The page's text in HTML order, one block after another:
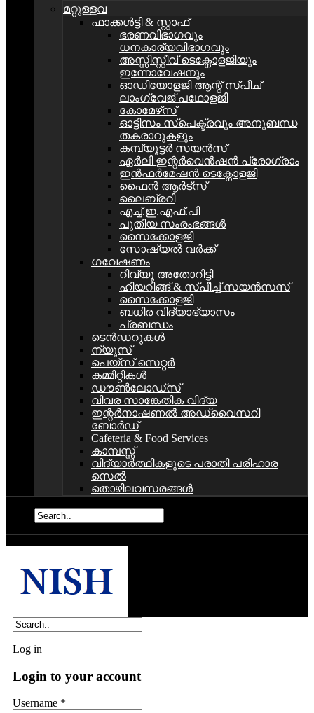
മറ്റുള്ളവ
ഫാക്കൾട്ടി & സ്റ്റാഫ്
ഭരണവിഭാഗവും
ധനകാര്യവിഭാഗവും
അസ്സിസ്റ്റീവ് ടെക്നോളജിയും
ഇന്നോവേഷനും
ഓഡിയോളജി ആന്റ് സ്പീച്
ലാംഗ്വേജ് പഥോളജി
കോമേഴ്‌സ്
ഓട്ടിസം സ്പെക്ട്രവും അനുബന്ധ
തകരാറുകളും
കമ്പ്യൂട്ടര്‍ സയന്‍സ്
ഏർലി ഇന്റർവെൻഷൻ പ്രോഗ്രാം
ഇൻഫർമേഷൻ ടെക്നോളജി
ഫൈൻ ആർട്സ്
ലൈബ്രറി
എച്ച്.ഇ.എഫ്.പി
പുതിയ സംരംഭങ്ങൾ
സൈക്കോളജി
സോഷ്യല്‍ വര്‍ക്ക്
ഗവേഷണം
റിവ്യൂ അതോറിട്ടി
ഹിയറിങ്ങ് & സ്പീച്ച് സയൻസസ്
സൈക്കോളജി
ബധിര വിദ്യാഭ്യാസം
പ്രബന്ധം
ടെൻഡറുകൾ
ന്യൂസ്
പെയ്സ് സെറ്റര്‍
കമ്മിറ്റികള്‍
ഡൗണ്‍ലോഡ്സ്
വിവര സാങ്കേതിക വിദ്യ
ഇന്റര്‍നാഷണല്‍ അഡ്വൈസറി
ബോര്‍ഡ്‌
Cafeteria & Food Services
കാമ്പസ്സ്
വിദ്യാര്‍ത്ഥികളുടെ പരാതി പരിഹാര
സെല്‍
തൊഴിലവസരങ്ങള്‍
Log in
Login to your account
Username *